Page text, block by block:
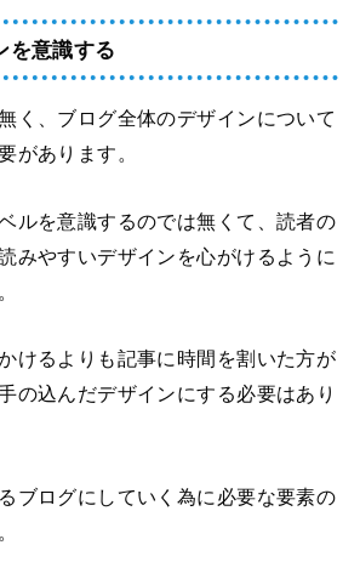
を意識する
く、ブログ全体のデザインについて
があります。
ルを意識するのでは無くて、読者の
みやすいデザインを心がけるように
けるよりも記事に時間を割いた方が
の込んだデザインにする必要はあり
ブログにしていく為に必要な要素の